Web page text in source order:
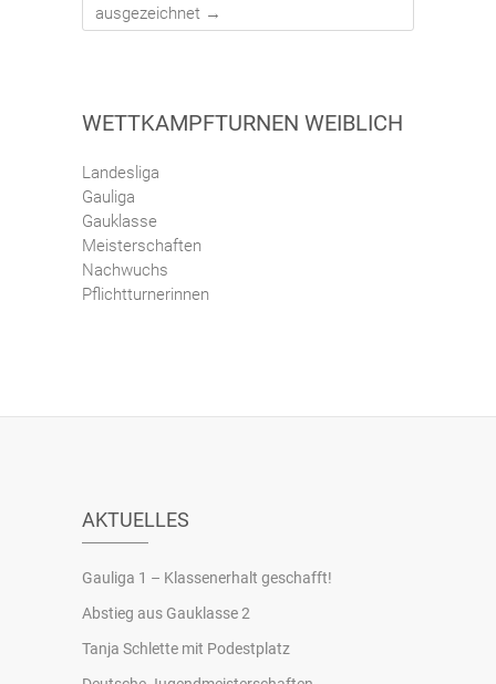
ausgezeichnet →
WETTKAMPFTURNEN WEIBLICH
Landesliga
Gauliga
Gauklasse
Meisterschaften
Nachwuchs
Pflichtturnerinnen
AKTUELLES
Gauliga 1 – Klassenerhalt geschafft!
Abstieg aus Gauklasse 2
Tanja Schlette mit Podestplatz